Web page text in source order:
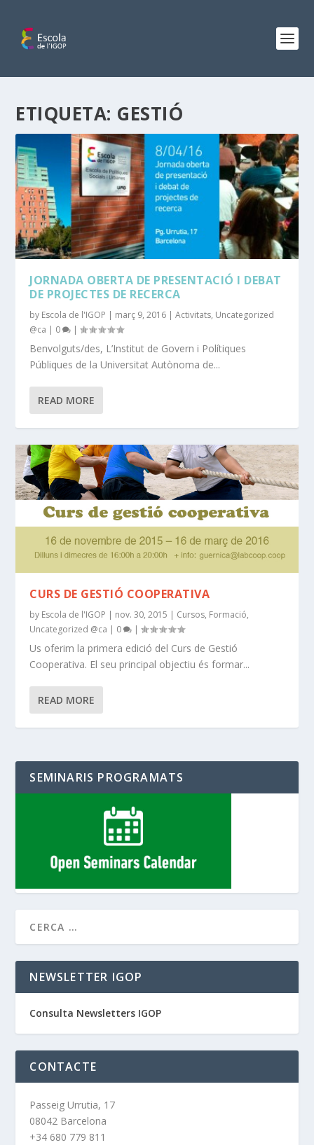
ETIQUETA: GESTIÓ
JORNADA OBERTA DE PRESENTACIÓ I DEBAT
DE PROJECTES DE RECERCA
by Escola de l'IGOP | març 9, 2016 |Activitats, Uncategorized
@ca | 0 |
Benvolguts/des, L’Institut de Govern i Polítiques
Públiques de la Universitat Autònoma de...
READ MORE
CURS DE GESTIÓ COOPERATIVA
by Escola de l'IGOP | nov. 30, 2015 | Cursos, Formació,
Uncategorized @ca | 0 |
Us oferim la primera edició del Curs de Gestió
Cooperativa. El seu principal objectiu és formar...
READ MORE
SEMINARIS PROGRAMATS
NEWSLETTER IGOP
Consulta Newsletters IGOP
CONTACTE
Passeig Urrutia, 17
08042 Barcelona
+34 680 779 811